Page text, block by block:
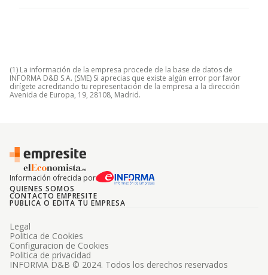
(1) La información de la empresa procede de la base de datos de
INFORMA D&B S.A. (SME) Si aprecias que existe algún error por favor
dirígete acreditando tu representación de la empresa a la dirección
Avenida de Europa, 19, 28108, Madrid.
Información ofrecida por
QUIENES SOMOS
CONTACTO EMPRESITE
PUBLICA O EDITA TU EMPRESA
INFORMA D&B © 2024. Todos los derechos reservados
Legal
Politica de Cookies
Configuracion de Cookies
Politica de privacidad